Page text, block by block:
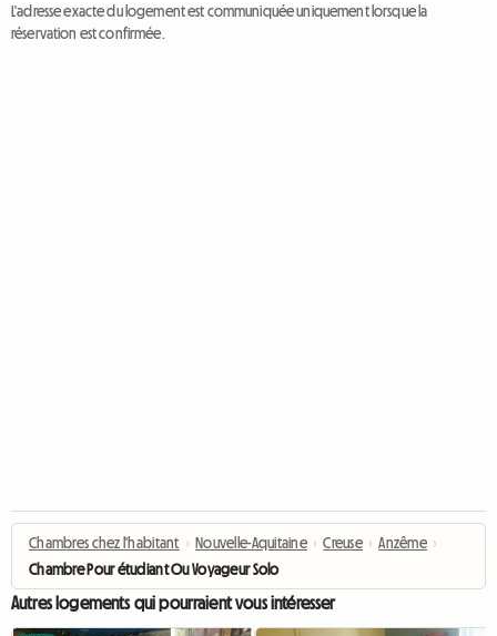
L'adresse exacte du logement est communiquée uniquement lorsque la
réservation est confirmée.
Chambres chez l'habitant › Nouvelle-Aquitaine › Creuse › Anzême ›
Chambre Pour étudiant Ou Voyageur Solo
Autres logements qui pourraient vous intéresser